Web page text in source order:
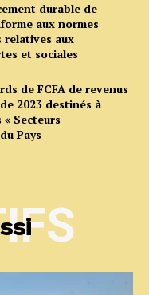
durable de
aux normes
aux
et sociales
de FCFA de revenus
2023 destinés à
Secteurs
Pays